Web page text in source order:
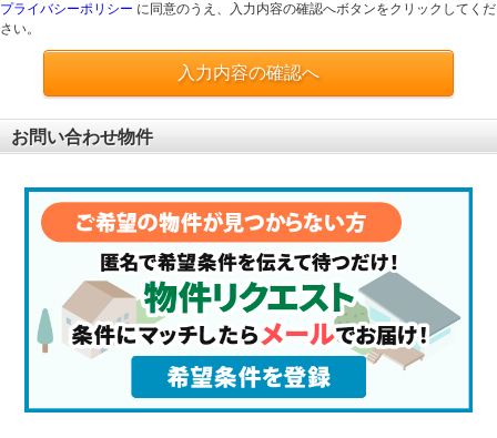
プライバシーポリシー に同意のうえ、入力内容の確認へボタンをクリックしてくだ
さい。
入力内容の確認へ
お問い合わせ物件